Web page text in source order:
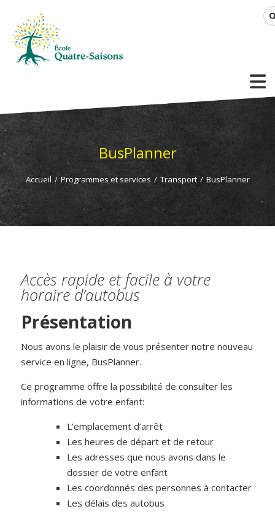
BusPlanner
Accueil / Programmes et services / Transport / BusPlanner
Accès rapide et facile à votre
horaire d’autobus
Présentation
Nous avons le plaisir de vous présenter notre nouveau
service en ligne, BusPlanner.
Ce programme offre la possibilité de consulter les
informations de votre enfant:
L’emplacement d’arrêt
Les heures de départ et de retour
Les adresses que nous avons dans le
dossier de votre enfant
Les coordonnés des personnes à contacter
Les délais des autobus